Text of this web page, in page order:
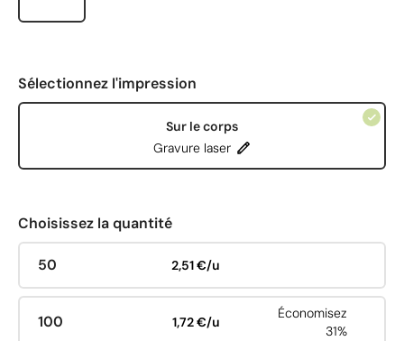
Sélectionnez l'impression
Sur le corps
Gravure laser
Choisissez la quantité
50 2,51 €/u
100 1,72 €/u
Économisez
31%